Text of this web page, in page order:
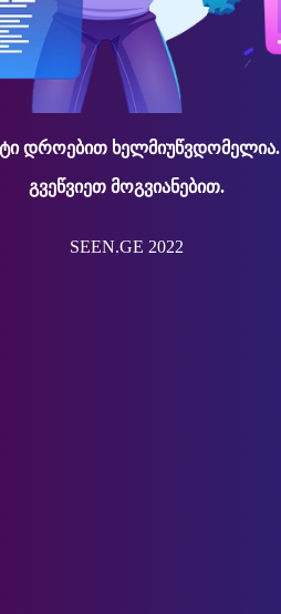
დროებით ხელმიუწვდომელია.
გვეწვიეთ მოგვიანებით.
SEEN.GE 2022